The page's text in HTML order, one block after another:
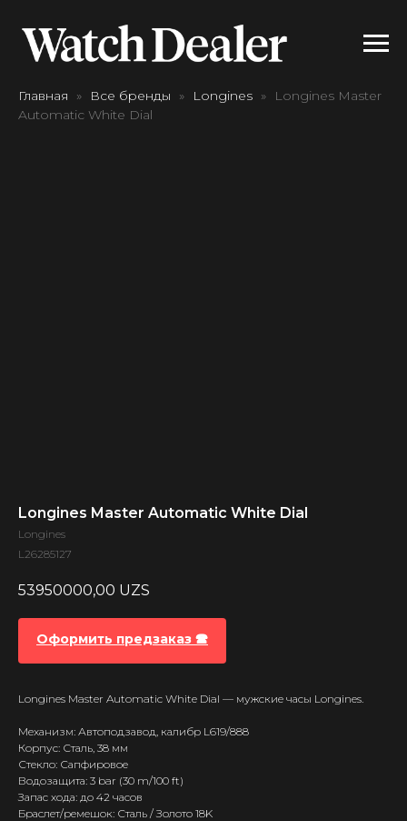
Главная Все бренды Longines
Longines Master
Automatic White Dial
Longines Master Automatic White Dial
Longines
L26285127
53950000,00 UZS
Оформить предзаказ 🕿
Longines Master Automatic White Dial — мужские часы Longines.
Механизм: Автоподзавод, калибр L619/888
Корпус: Сталь, 38 мм
Стекло: Сапфировое
Водозащита: 3 bar (30 m/100 ft)
Запас хода: до 42 часов
Браслет/ремешок: Сталь / Золото 18K